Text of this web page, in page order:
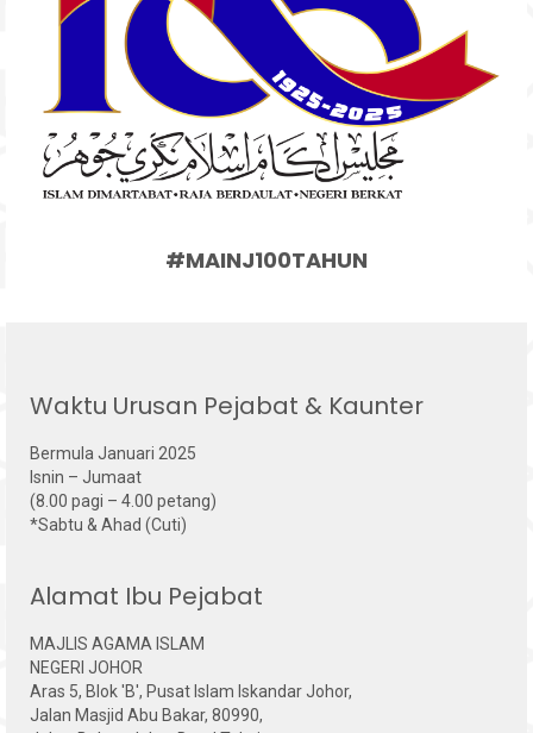
#MAINJ100TAHUN
Waktu Urusan Pejabat & Kaunter
Bermula Januari 2025
Isnin – Jumaat
(8.00 pagi – 4.00 petang)
*Sabtu & Ahad (Cuti)
Alamat Ibu Pejabat
MAJLIS AGAMA ISLAM
NEGERI JOHOR
Aras 5, Blok 'B', Pusat Islam Iskandar Johor,
Jalan Masjid Abu Bakar, 80990,